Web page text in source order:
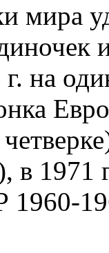
мира
на
в 1971